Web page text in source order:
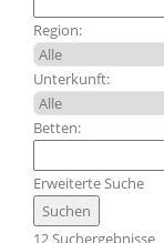
Region:
Unterkunft:
Betten:
Erweiterte Suche
12 Suchergebnisse